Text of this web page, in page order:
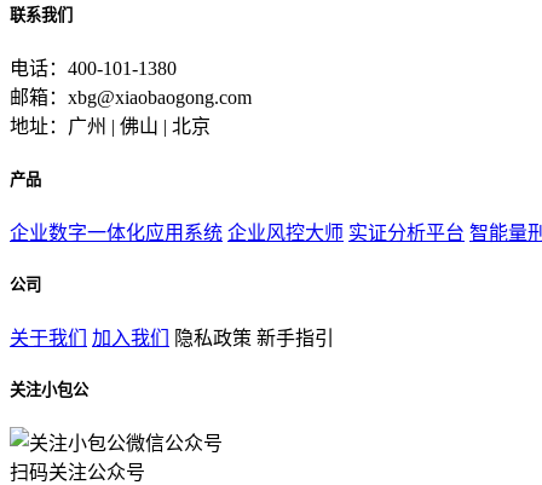
联系我们
电话：400-101-1380
邮箱：xbg@xiaobaogong.com
地址：广州 | 佛山 | 北京
产品
企业数字一体化应用系统 企业风控大师 实证分析平台 智能量
公司
关于我们 加入我们 隐私政策 新手指引
关注小包公
扫码关注公众号